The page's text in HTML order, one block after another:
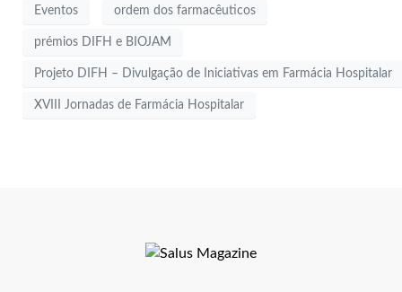
Eventos ordem dos farmacêuticos
prémios DIFH e BIOJAM
Projeto DIFH – Divulgação de Iniciativas em Farmácia Hospitalar
XVIII Jornadas de Farmácia Hospitalar